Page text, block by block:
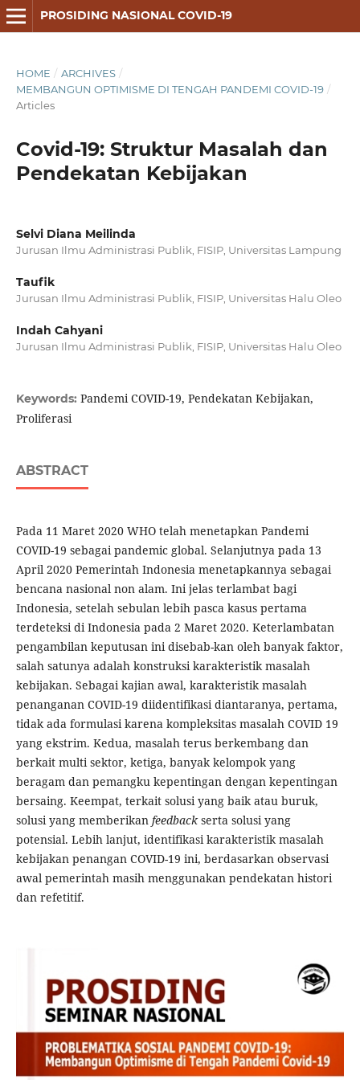
PROSIDING NASIONAL COVID-19
HOME / ARCHIVES /
MEMBANGUN OPTIMISME DI TENGAH PANDEMI COVID-19 /
Articles
Covid-19: Struktur Masalah dan
Pendekatan Kebijakan
Selvi Diana Meilinda
Jurusan Ilmu Administrasi Publik, FISIP, Universitas Lampung
Taufik
Jurusan Ilmu Administrasi Publik, FISIP, Universitas Halu Oleo
Indah Cahyani
Jurusan Ilmu Administrasi Publik, FISIP, Universitas Halu Oleo
Keywords: Pandemi COVID-19, Pendekatan Kebijakan,
Proliferasi
ABSTRACT
Pada 11 Maret 2020 WHO telah menetapkan Pandemi
COVID-19 sebagai pandemic global. Selanjutnya pada 13
April 2020 Pemerintah Indonesia menetapkannya sebagai
bencana nasional non alam. Ini jelas terlambat bagi
Indonesia, setelah sebulan lebih pasca kasus pertama
terdeteksi di Indonesia pada 2 Maret 2020. Keterlambatan
pengambilan keputusan ini disebab-kan oleh banyak faktor,
salah satunya adalah konstruksi karakteristik masalah
kebijakan. Sebagai kajian awal, karakteristik masalah
penanganan COVID-19 diidentifikasi diantaranya, pertama,
tidak ada formulasi karena kompleksitas masalah COVID 19
yang ekstrim. Kedua, masalah terus berkembang dan
berkait multi sektor, ketiga, banyak kelompok yang
beragam dan pemangku kepentingan dengan kepentingan
bersaing. Keempat, terkait solusi yang baik atau buruk,
solusi yang memberikan feedbackserta solusi yang
potensial. Lebih lanjut, identifikasi karakteristik masalah
kebijakan penangan COVID-19 ini, berdasarkan observasi
awal pemerintah masih menggunakan pendekatan histori
dan refetitif.